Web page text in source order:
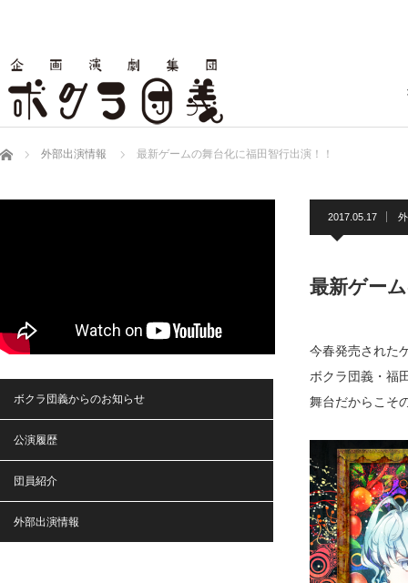
ホーム 外部出演情報 最新ゲームの舞台化に福田智行出演！！
2017.05.17
最新ゲー
今春発売された
ボクラ団義・福
舞台だからこそ
ボクラ団義からのお知らせ
公演履歴
団員紹介
外部出演情報